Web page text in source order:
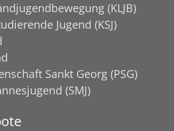
(KLJB)
Jugend (KSJ)
Sankt Georg (PSG)
(SMJ)